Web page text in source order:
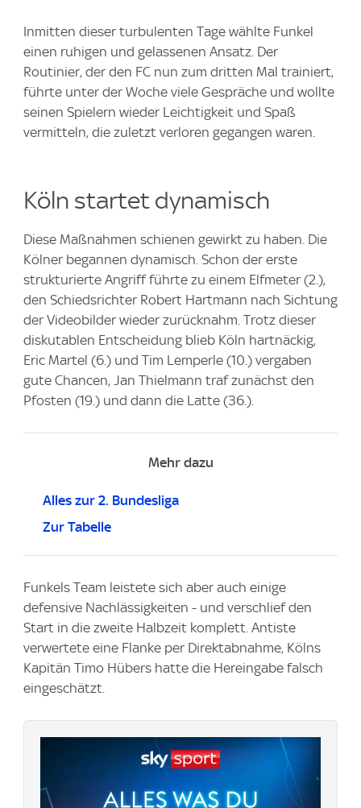
Inmitten dieser turbulenten Tage wählte Funkel
einen ruhigen und gelassenen Ansatz. Der
Routinier, der den FC nun zum dritten Mal trainiert,
führte unter der Woche viele Gespräche und wollte
seinen Spielern wieder Leichtigkeit und Spaß
vermitteln, die zuletzt verloren gegangen waren.
Köln startet dynamisch
Diese Maßnahmen schienen gewirkt zu haben. Die
Kölner begannen dynamisch. Schon der erste
strukturierte Angriff führte zu einem Elfmeter (2.),
den Schiedsrichter Robert Hartmann nach Sichtung
der Videobilder wieder zurücknahm. Trotz dieser
diskutablen Entscheidung blieb Köln hartnäckig,
Eric Martel (6.) und Tim Lemperle (10.) vergaben
gute Chancen, Jan Thielmann traf zunächst den
Pfosten (19.) und dann die Latte (36.).
Mehr dazu
Alles zur 2. Bundesliga
Zur Tabelle
Funkels Team leistete sich aber auch einige
defensive Nachlässigkeiten - und verschlief den
Start in die zweite Halbzeit komplett. Antiste
verwertete eine Flanke per Direktabnahme, Kölns
Kapitän Timo Hübers hatte die Hereingabe falsch
eingeschätzt.